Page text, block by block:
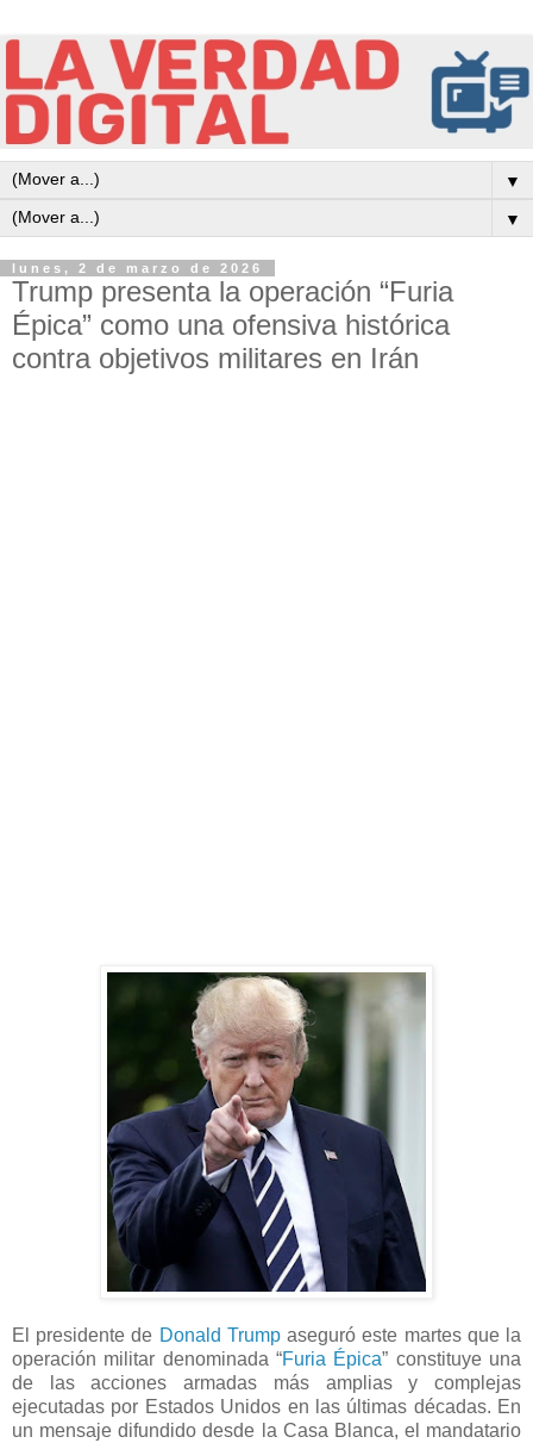
▼
▼
lunes, 2 de marzo de 2026
Trump presenta la operación “Furia
Épica” como una ofensiva histórica
contra objetivos militares en Irán
El presidente de Donald Trumpaseguró este martes que la
operación militar denominada “Furia Épica” constituye una
de las acciones armadas más amplias y complejas
ejecutadas por Estados Unidos en las últimas décadas. En
un mensaje difundido desde la Casa Blanca, el mandatario